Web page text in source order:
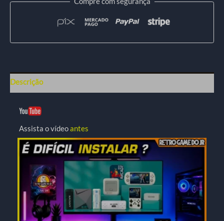
Descrição
Assista o vídeoantes